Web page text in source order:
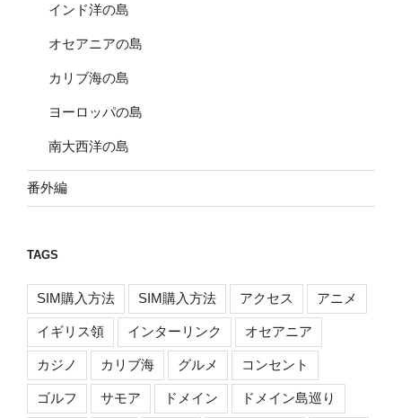
インド洋の島
オセアニアの島
カリブ海の島
ヨーロッパの島
南大西洋の島
番外編
TAGS
SIM購入方法 SIM購入方法 アクセス アニメ
イギリス領 インターリンク オセアニア
カジノ カリブ海 グルメ コンセント
ゴルフ サモア ドメイン ドメイン島巡り